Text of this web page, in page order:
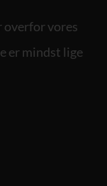
overfor vores
er mindst lige